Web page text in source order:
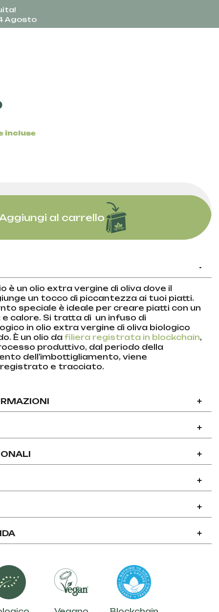
Agosto
incluse
al carrello
-
è un olio extra vergine di oliva dove il
un tocco di piccantezza ai tuoi piatti.
speciale è ideale per creare piatti con un
calore. Si tratta di un infuso di
in olio extra vergine di oliva biologico
È un olio da filiera registrata in blockchain,
produttivo, dal periodo della
dell'imbottigliamento, viene
e tracciato.
+
+
+
+
+
+